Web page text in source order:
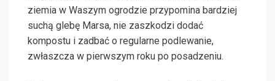
ziemia w Waszym ogrodzie przypomina bardziej
suchą glebę Marsa, nie zaszkodzi dodać
kompostu i zadbać o regularne podlewanie,
zwłaszcza w pierwszym roku po posadzeniu.